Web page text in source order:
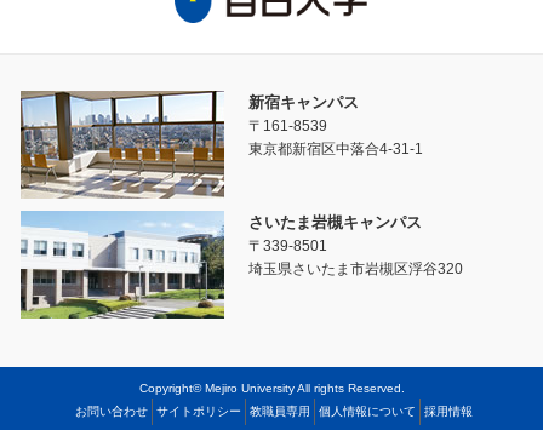
新宿キャンパス
〒161-8539
東京都新宿区中落合4-31-1
さいたま岩槻キャンパス
〒339-8501
埼玉県さいたま市岩槻区浮谷320
Copyright© Mejiro University All rights Reserved.
お問い合わせ
サイトポリシー 教職員専用 個人情報について 採用情報